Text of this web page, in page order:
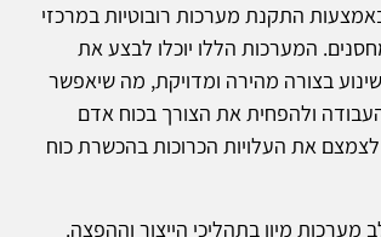
באמצעות התקנת מערכות רובוטיות במרכזי
המערכות הללו יוכלו לבצע את
בצורה מהירה ומדויקת, מה שיאפשר
ולהפחית את הצורך בכוח אדם
לצמצם את העלויות הכרוכות בהכשרת כוח
מערכות מיון בתהליכי הייצור וההפצה.